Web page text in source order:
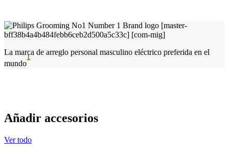
La marca de arreglo personal masculino eléctrico preferida en el
mundo
1
Añadir accesorios
Ver todo